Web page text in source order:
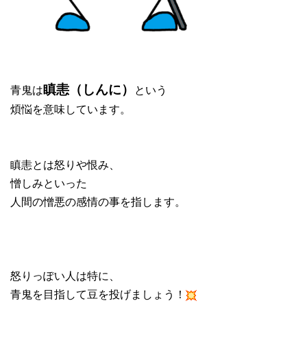
青鬼は瞋恚（しんに） という
煩悩を意味しています。
瞋恚とは怒りや恨み、
憎しみといった
人間の憎悪の感情の事を指します。
怒りっぽい人は特に、
青鬼を目指して豆を投げましょう！